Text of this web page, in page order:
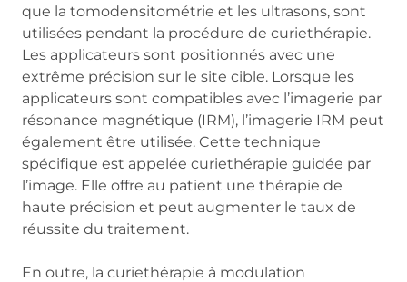
que la tomodensitométrie et les ultrasons, sont
utilisées pendant la procédure de curiethérapie.
Les applicateurs sont positionnés avec une
extrême précision sur le site cible. Lorsque les
applicateurs sont compatibles avec l’imagerie par
résonance magnétique (IRM), l’imagerie IRM peut
également être utilisée. Cette technique
spécifique est appelée curiethérapie guidée par
l’image. Elle offre au patient une thérapie de
haute précision et peut augmenter le taux de
réussite du traitement.
En outre, la curiethérapie à modulation